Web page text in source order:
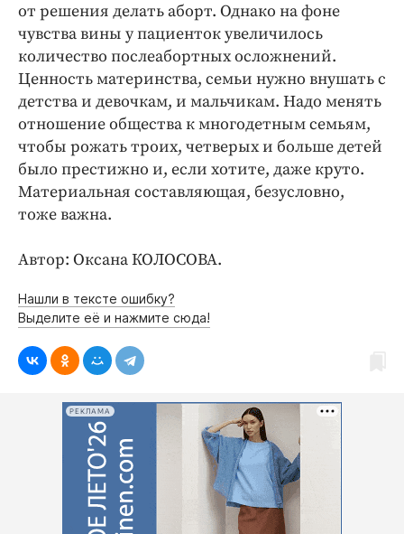
от решения делать аборт. Однако на фоне
чувства вины у пациенток увеличилось
количество послеабортных осложнений.
Ценность материнства, семьи нужно внушать с
детства и девочкам, и мальчикам. Надо менять
отношение общества к многодетным семьям,
чтобы рожать троих, четверых и больше детей
было престижно и, если хотите, даже круто.
Материальная составляющая, безусловно,
тоже важна.
Автор: Оксана КОЛОСОВА.
Нашли в тексте ошибку?
Выделите её и нажмите сюда!
РЕКЛАМА